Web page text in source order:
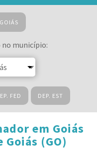
no município:
FED DEP. EST
em Goiás
Goiás (GO)